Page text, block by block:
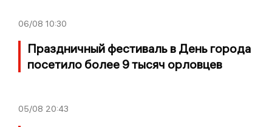
06/08 10:30
Праздничный фестиваль в День города
посетило более 9 тысяч орловцев
05/08 20:43